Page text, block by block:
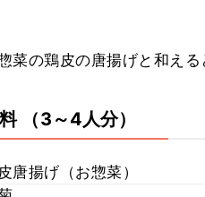
菜の鶏皮の唐揚げと和え
（3～4人分）
唐揚げ（お惣菜）